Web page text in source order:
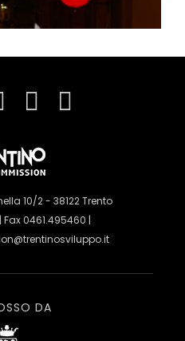
10/2 - 38122 Trento
Fax 0461.495460 |
DA